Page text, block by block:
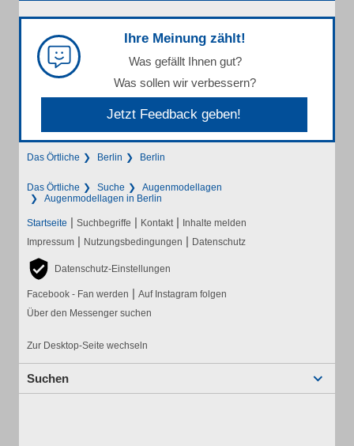
Ihre Meinung zählt!
Was gefällt Ihnen gut?
Was sollen wir verbessern?
Jetzt Feedback geben!
Das Örtliche Berlin Berlin
Das Örtliche Suche
Augenmodellagen
Augenmodellagen in Berlin
Startseite | Suchbegriffe | Kontakt | Inhalte melden
Impressum | Nutzungsbedingungen | Datenschutz
Datenschutz-Einstellungen
Facebook - Fan werden | Auf Instagram folgen
Über den Messenger suchen
Zur Desktop-Seite wechseln
Suchen